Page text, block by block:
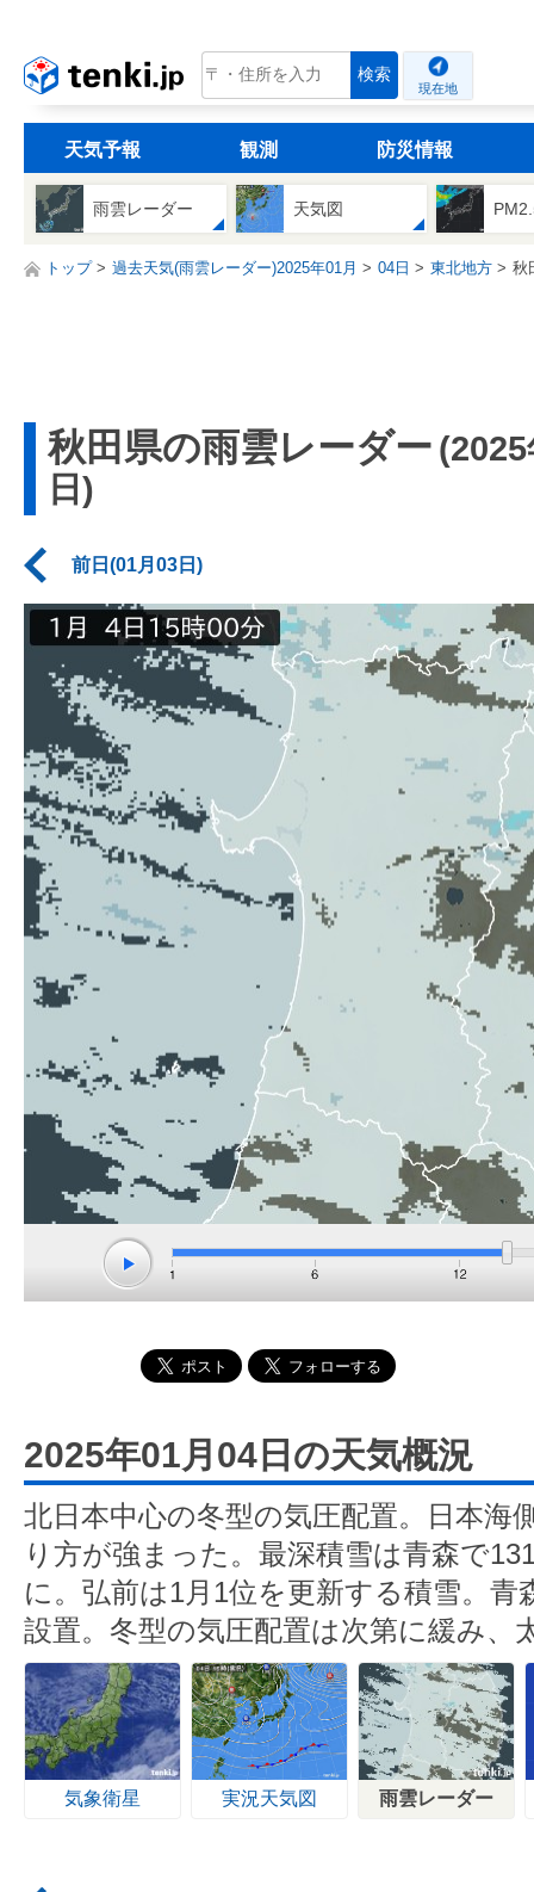
tenki.jp 検索
現在地
天気予報 観測 防災情報
雨雲レーダー 天気図
トップ 過去天気(雨雲レーダー)2025年01月 04日 東北地方 秋
秋田県の雨雲レーダー
日)
前日(01月03日)
2025年01月04日の天気概況
北日本中心の冬型の気圧配置。日本海
り方が強まった。最深積雪は青森で
に。弘前は1月1位を更新する積雪。青
設置。冬型の気圧配置は次第に緩み、
気象衛星 実況天気図 雨雲レーダー